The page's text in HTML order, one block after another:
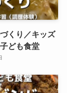
くり／キッズ
ども食堂